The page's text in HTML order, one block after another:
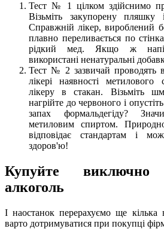
Тест № 1 цілком здійснимо
Візьміть закупорену пляшку
Справжній лікер, вироблений
плавно переливається по
рідкий мед. Якщо ж напій
використані ненатуральні
Тест № 2 зазвичай проводять
лікері наявності
лікеру в стакан. Візьміть
нагрійте до червоного і
запах формальдегіду?
метиловим спиртом.
відповідає стандартам і
здоров'ю!
Купуйте виключно
алкоголь
І наостанок перерахуємо ще
варто дотримуватися при покупці